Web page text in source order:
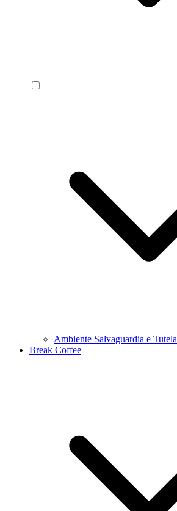
Ambiente Salvaguardia e Tutela
Break Coffee